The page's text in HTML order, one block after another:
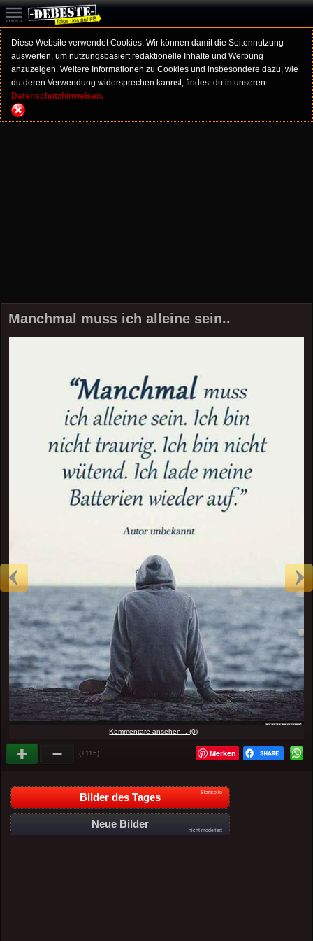
Diese Website verwendet Cookies. Wir können damit die Seitennutzung
auswerten, um nutzungsbasiert redaktionelle Inhalte und Werbung
anzuzeigen. Weitere Informationen zu Cookies und insbesondere dazu, wie
du deren Verwendung widersprechen kannst, findest du in unseren
Datenschutzhinweisen.
Manchmal muss ich alleine sein..
Kommentare ansehen... (0)
(+115) Merken
Bilder des Tages Startseite
Neue Bilder
nicht moderiert